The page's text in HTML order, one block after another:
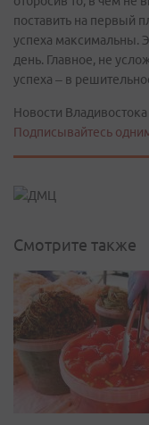
поставить на первый
успеха максимальны.
день. Главное, не
успеха – в
Новости
Подписывайтесь
Смотрите также